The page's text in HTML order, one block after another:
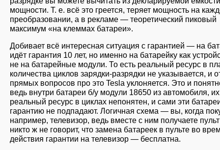
мощности. Т. е. всё это греется, теряет мощность на
преобразовании, а в рекламе — теоретический пиковый
максимум «на клеммах батареи».
Добивает всё интересная ситуация с гарантией — на
идёт гарантия 10 лет, но именно на батарейку как
не на батарейные модули. То есть реальный ресурс в
количества циклов зарядки-разрядки не указывается, и
прямых вопросов про это Tesla уклоняется. Это и
ведь внутри батареи б/у модули 18650 из автомобиля, их
реальный ресурс в циклах непонятен, и сами эти
гарантию не подпадают. Логичная схема — вы, когда
например, телевизор, ведь вместе с ним получаете
никто ж не говорит, что замена батареек в пульте во
действия гарантии на телевизор — бесплатна.